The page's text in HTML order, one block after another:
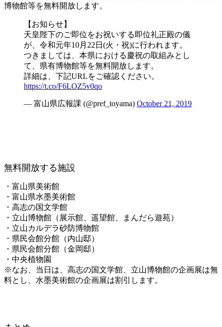
博物館等を無料開放します。
【お知らせ】
天皇陛下のご即位をお祝いする即位礼正殿の儀
が、令和元年10月22日(火・祝)に行われます。
つきましては、本県における慶祝の取組みとし
て、県有博物館等を無料開放します。
詳細は、下記URLをご確認ください。
https://t.co/F6LOZ5v0qo
— 富山県広報課 (@pref_toyama) October 21, 2019
無料開放する施設
・富山県美術館
・富山県水墨美術館
・高志の国文学館
・立山博物館（展示館、遥望館、まんだら遊苑）
・立山カルデラ砂防博物館
・県民会館分館（内山邸）
・県民会館分館（金岡邸）
・中央植物園
※なお、当日は、高志の国文学館、立山博物館の企画展は無
料とし、水墨美術館の企画展は割引します。